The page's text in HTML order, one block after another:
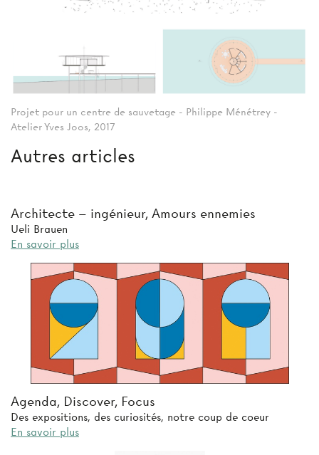
Projet pour un centre de sauvetage - Philippe Ménétrey -
Atelier Yves Joos, 2017
Autres articles
Architecte – ingénieur, Amours ennemies
Ueli Brauen
En savoir plus
Agenda, Discover, Focus
Des expositions, des curiosités, notre coup de coeur
En savoir plus